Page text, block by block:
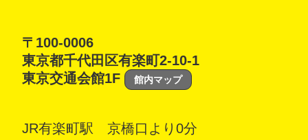
〒100-0006
東京都千代田区有楽町2-10-1
東京交通会館1F
館内マップ
JR有楽町駅 京橋口より0分